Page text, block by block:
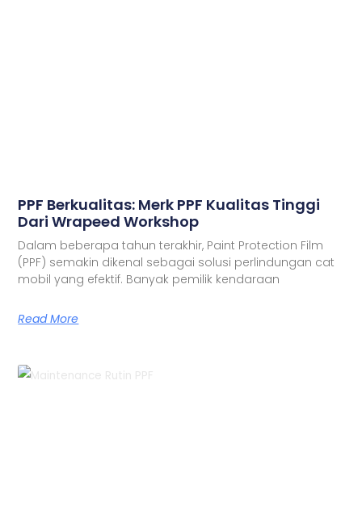
PPF Berkualitas: Merk PPF Kualitas Tinggi
Dari Wrapeed Workshop
Dalam beberapa tahun terakhir, Paint Protection Film
(PPF) semakin dikenal sebagai solusi perlindungan cat
mobil yang efektif. Banyak pemilik kendaraan
Read More